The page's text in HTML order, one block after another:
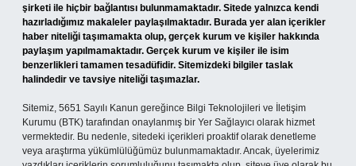
şirketi ile hiçbir bağlantısı bulunmamaktadır. Sitede yalnızca kendi
hazırladığımız makaleler paylaşılmaktadır. Burada yer alan içerikler
haber niteliği taşımamakta olup, gerçek kurum ve kişiler hakkında
paylaşım yapılmamaktadır. Gerçek kurum ve kişiler ile isim
benzerlikleri tamamen tesadüfidir. Sitemizdeki bilgiler taslak
halindedir ve tavsiye niteliği taşımazlar.
Sitemiz, 5651 Sayılı Kanun gereğince Bilgi Teknolojileri ve İletişim
Kurumu (BTK) tarafından onaylanmış bir Yer Sağlayıcı olarak hizmet
vermektedir. Bu nedenle, sitedeki içerikleri proaktif olarak denetleme
veya araştırma yükümlülüğümüz bulunmamaktadır. Ancak, üyelerimiz